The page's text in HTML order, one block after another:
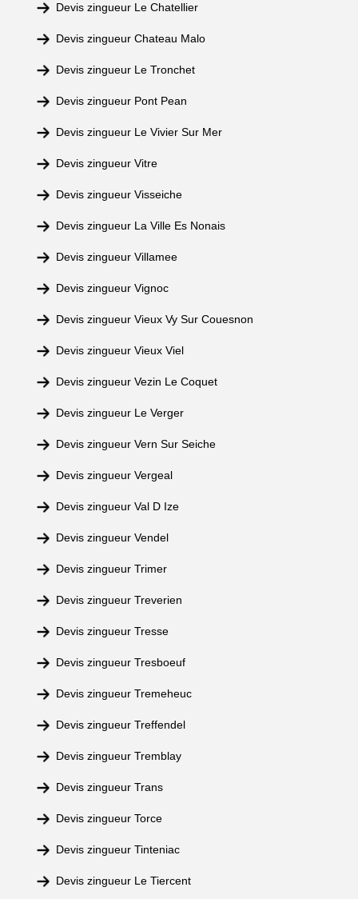
Devis zingueur Le Chatellier
Devis zingueur Chateau Malo
Devis zingueur Le Tronchet
Devis zingueur Pont Pean
Devis zingueur Le Vivier Sur Mer
Devis zingueur Vitre
Devis zingueur Visseiche
Devis zingueur La Ville Es Nonais
Devis zingueur Villamee
Devis zingueur Vignoc
Devis zingueur Vieux Vy Sur Couesnon
Devis zingueur Vieux Viel
Devis zingueur Vezin Le Coquet
Devis zingueur Le Verger
Devis zingueur Vern Sur Seiche
Devis zingueur Vergeal
Devis zingueur Val D Ize
Devis zingueur Vendel
Devis zingueur Trimer
Devis zingueur Treverien
Devis zingueur Tresse
Devis zingueur Tresboeuf
Devis zingueur Tremeheuc
Devis zingueur Treffendel
Devis zingueur Tremblay
Devis zingueur Trans
Devis zingueur Torce
Devis zingueur Tinteniac
Devis zingueur Le Tiercent